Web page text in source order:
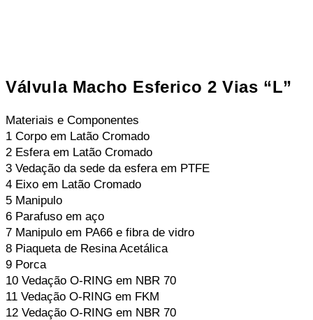
Válvula Macho Esferico 2 Vias “L”
Materiais e Componentes
1 Corpo em Latão Cromado
2 Esfera em Latão Cromado
3 Vedação da sede da esfera em PTFE
4 Eixo em Latão Cromado
5 Manipulo
6 Parafuso em aço
7 Manipulo em PA66 e fibra de vidro
8 Piaqueta de Resina Acetálica
9 Porca
10 Vedação O-RING em NBR 70
11 Vedação O-RING em FKM
12 Vedação O-RING em NBR 70